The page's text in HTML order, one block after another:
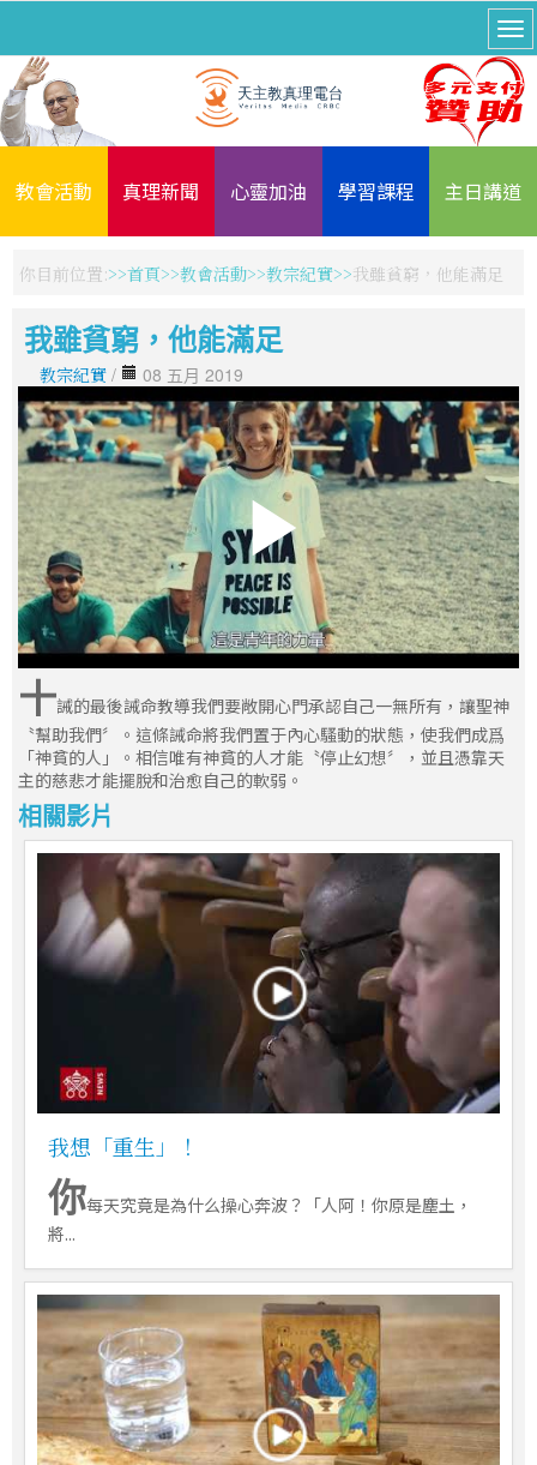
教會活動 真理新聞 心靈加油 學習課程 主日講道
你目前位置: 首頁 教會活動 教宗紀實 我雖貧窮，他能滿足
我雖貧窮，他能滿足
教宗紀實 / 08 五月 2019
十誡的最後誡命教導我們要敞開心門承認自己一無所有，讓聖神
〝幫助我們〞。這條誡命將我們置于內心騷動的狀態，使我們成爲
「神貧的人」。相信唯有神貧的人才能〝停止幻想〞，並且憑靠天
主的慈悲才能擺脫和治愈自己的軟弱。
相關影片
我想「重生」！
你每天究竟是為什么操心奔波？「人阿！你原是塵土，
將...